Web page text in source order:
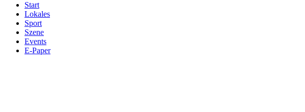
Start
Lokales
Sport
Szene
Events
E-Paper